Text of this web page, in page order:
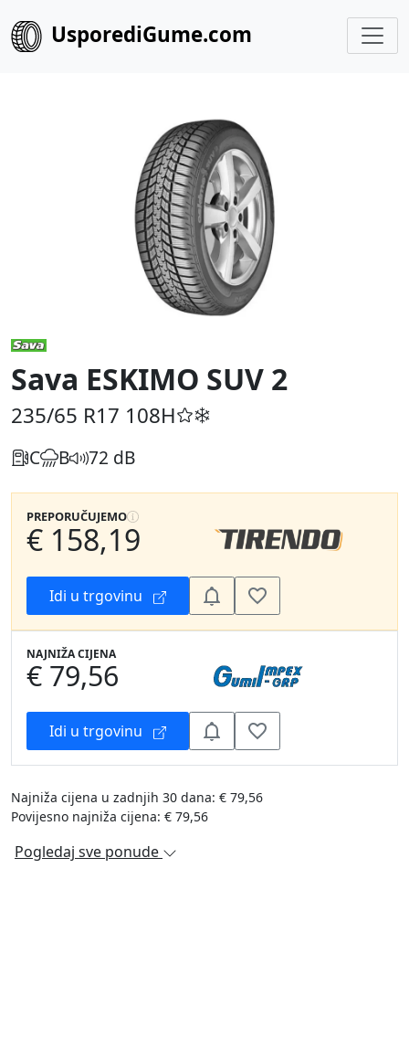
UsporediGume.com
Sava ESKIMO SUV 2
235/65 R17 108H
C B 72 dB
PREPORUČUJEMO
€ 158,19
Idi u trgovinu
NAJNIŽA CIJENA
€ 79,56
Idi u trgovinu
Najniža cijena u zadnjih 30 dana: € 79,56
Povijesno najniža cijena: € 79,56
Pogledaj sve ponude